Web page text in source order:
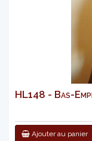
HL148 - Bas-
Ajouter au panier